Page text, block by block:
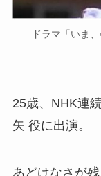
ドラマ「いま
25歳、NHK連
矢 役に出演。
あどけなさが